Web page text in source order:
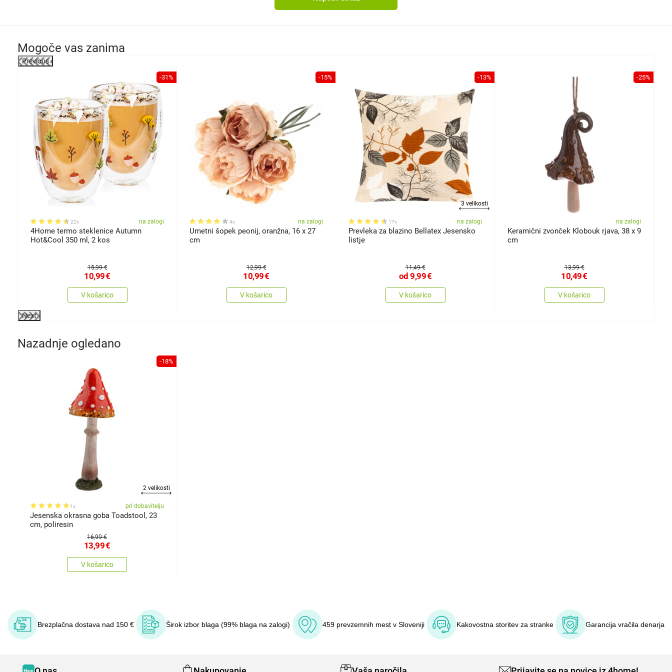
Mogoče vas zanima
Previous
-31%
22x na zalogi
4Home termo steklenice Autumn
Hot&Cool 350 ml, 2 kos
15,99 €
10,99€
V košarico
-15%
4x na zalogi
Umetni šopek peonij, oranžna, 16 x 27
cm
12,99 €
10,99€
V košarico
-13%
3 velikosti
17x na zalogi
Prevleka za blazino Bellatex Jesensko
listje
11,49 €
od 9,99€
V košarico
-25%
na zalogi
Keramični zvonček Klobouk rjava, 38 x 9
cm
13,99 €
10,49€
V košarico
Next
Nazadnje ogledano
-18%
2 velikosti
1x pri dobavitelju
Jesenska okrasna goba Toadstool, 23
cm, poliresin
16,99 €
13,99€
V košarico
Brezplačna dostava nad 150 € Širok izbor blaga (99% blaga na zalogi) 459 prevzemnih mest v Sloveniji Kakovostna storitev za stranke Garancija vračila denarja